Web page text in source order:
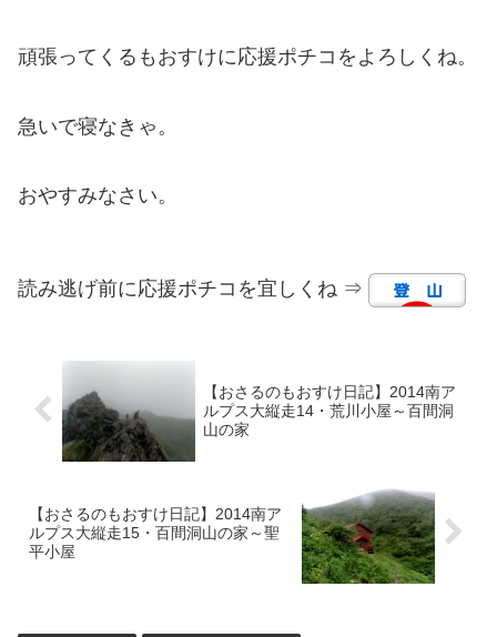
頑張ってくるもおすけに応援ポチコをよろしくね。
急いで寝なきゃ。
おやすみなさい。
読み逃げ前に応援ポチコを宜しくね ⇒
【おさるのもおすけ日記】2014南ア
ルプス大縦走14・荒川小屋～百間洞
山の家
【おさるのもおすけ日記】2014南ア
ルプス大縦走15・百間洞山の家～聖
平小屋